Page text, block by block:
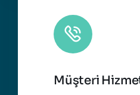
Müşteri